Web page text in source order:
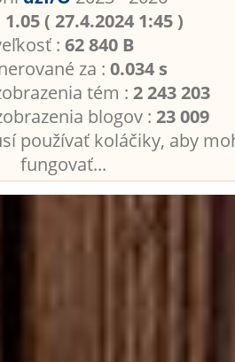
1.05 ( 27.4.2024 1:45 )
:62 840 B
za : 0.034 s
tém : 2 243 203
blogov : 23 009
používať koláčiky, aby
fungovať...